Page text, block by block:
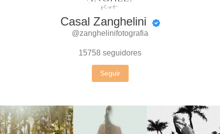
Casal Zanghelini
@zanghelinifotografia
15758 seguidores
Seguir